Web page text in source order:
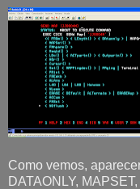
Como vemos,
DATAONLY,